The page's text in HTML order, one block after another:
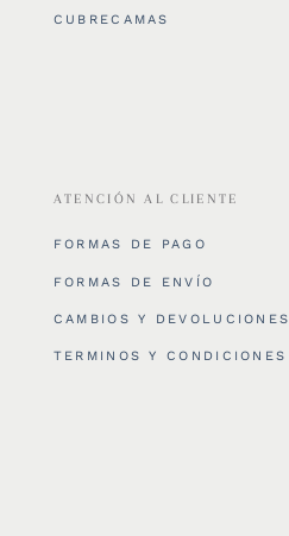
CUBRECAMAS
ATENCIÓN AL CLIENTE
FORMAS DE PAGO
FORMAS DE ENVÍO
CAMBIOS Y DEVOLUCIONES
TERMINOS Y CONDICIONES